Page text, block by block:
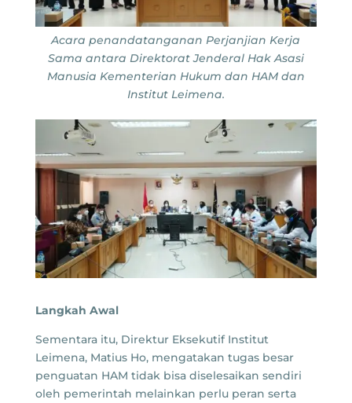
Acara penandatanganan Perjanjian Kerja
Sama antara Direktorat Jenderal Hak Asasi
Manusia Kementerian Hukum dan HAM dan
Institut Leimena.
Langkah Awal
Sementara itu, Direktur Eksekutif Institut
Leimena, Matius Ho, mengatakan tugas besar
penguatan HAM tidak bisa diselesaikan sendiri
oleh pemerintah melainkan perlu peran serta